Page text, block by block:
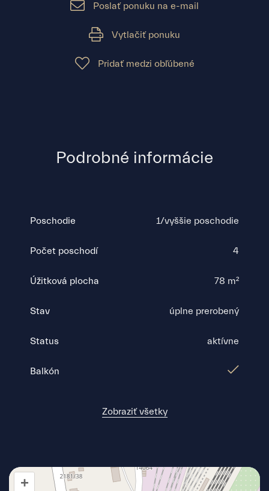
Poslať ponuku na e-mail
Vytlačiť ponuku
Pridať medzi obľúbené
Podrobné informácie
Poschodie 1/vyššie poschodie
Počet poschodí 4
Úžitková plocha 78 m²
Stav úplne prerobený
Status aktívne
Balkón
Zobraziť všetky
+